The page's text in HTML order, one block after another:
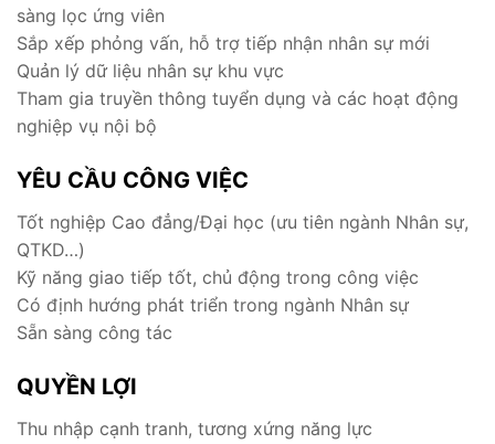
sàng lọc ứng viên
Sắp xếp phỏng vấn, hỗ trợ tiếp nhận nhân sự mới
Quản lý dữ liệu nhân sự khu vực
Tham gia truyền thông tuyển dụng và các hoạt động
nghiệp vụ nội bộ
YÊU CẦU CÔNG VIỆC
Tốt nghiệp Cao đẳng/Đại học (ưu tiên ngành Nhân sự,
QTKD…)
Kỹ năng giao tiếp tốt, chủ động trong công việc
Có định hướng phát triển trong ngành Nhân sự
Sẵn sàng công tác
QUYỀN LỢI
Thu nhập cạnh tranh, tương xứng năng lực